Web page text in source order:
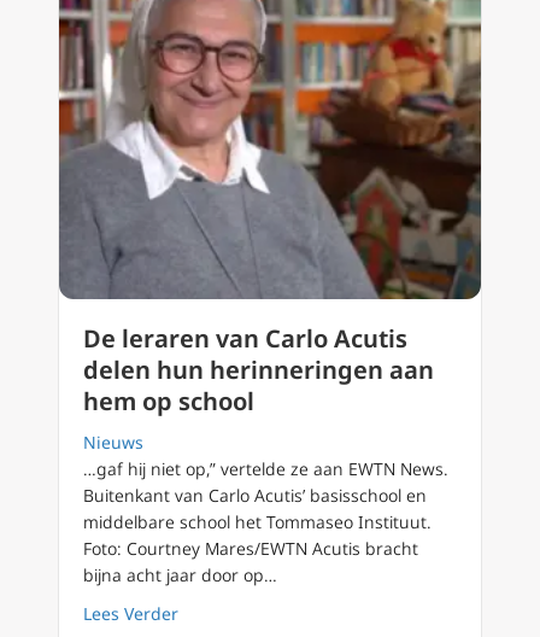
De leraren van Carlo Acutis
delen hun herinneringen aan
hem op school
Nieuws
…gaf hij niet op,” vertelde ze aan EWTN News.
Buitenkant van Carlo Acutis’ basisschool en
middelbare school het Tommaseo Instituut.
Foto: Courtney Mares/EWTN Acutis bracht
bijna acht jaar door op…
Lees Verderabout De leraren van Carlo Acutis delen